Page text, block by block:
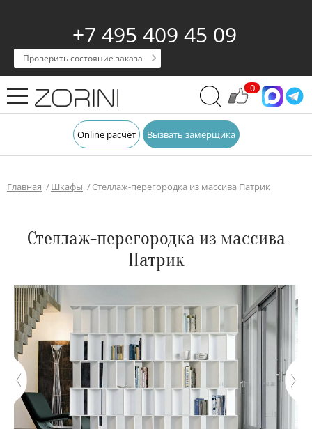
+7 495 409 45 09
Проверить состояние заказа
0
Online расчёт Вызвать замерщика
Главная Шкафы Стеллаж-перегородка из массива Патрик
Стеллаж-перегородка из массива
Патрик